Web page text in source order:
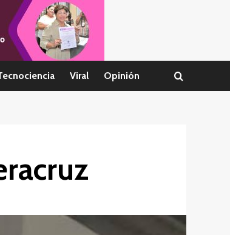
Viral Opinión